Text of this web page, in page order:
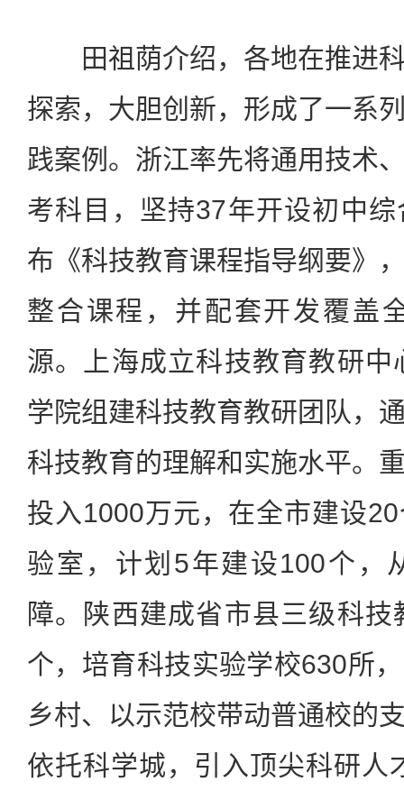
田祖荫介绍，各地在推进科
探索，大胆创新，形成了一系
践案例。浙江率先将通用技术
考科目，坚持37年开设初中
布《科技教育课程指导纲要》
整合课程，并配套开发覆盖
源。上海成立科技教育教研
学院组建科技教育教研团队，
科技教育的理解和实施水平。
投入1000万元，在全市建设
验室，计划5年建设100个，
障。陕西建成省市县三级科
个，培育科技实验学校630所
乡村、以示范校带动普通校的
依托科学城，引入顶尖科研人